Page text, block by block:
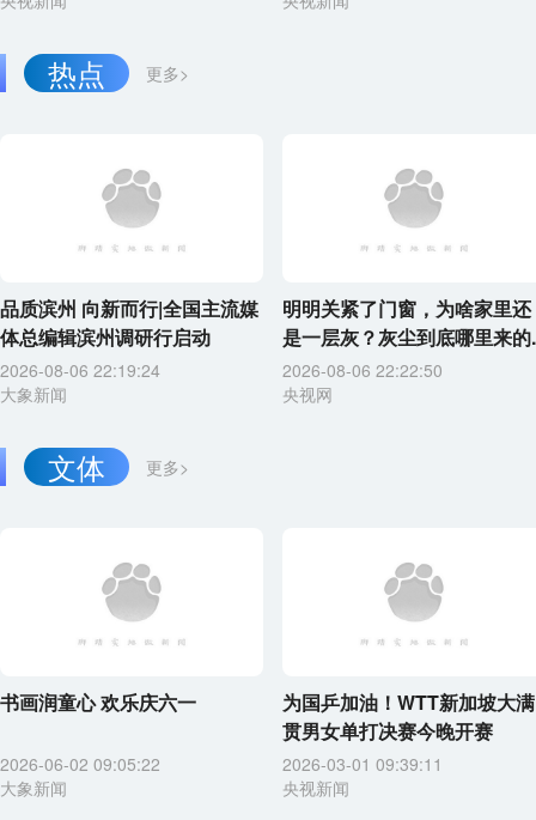
更多>
热点
品质滨州 向新而行|全国主流媒
体总编辑滨州调研行启动
2026-08-06 22:19:24
大象新闻
明明关紧了门窗，为啥家里还
是一层灰？灰尘到底哪里来的
2026-08-06 22:22:50
央视网
更多>
文体
书画润童心 欢乐庆六一
2026-06-02 09:05:22
大象新闻
为国乒加油！WTT新加坡大满
贯男女单打决赛今晚开赛
2026-03-01 09:39:11
央视新闻